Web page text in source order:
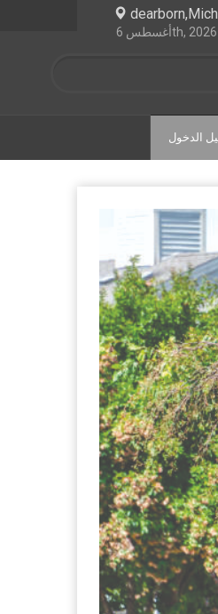
أغسطس 6th, 2026
الدخول